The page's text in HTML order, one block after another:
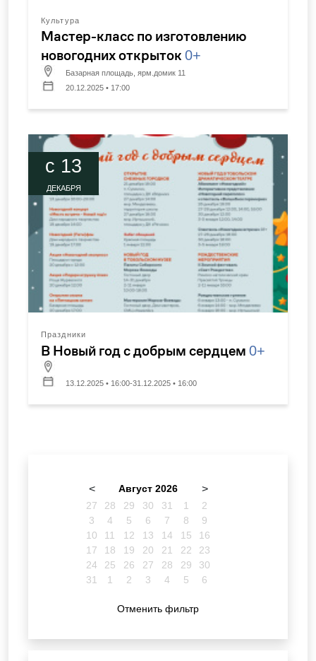
Культура
Мастер-класс по изготовлению
новогодних открыток 0+
Базарная площадь, ярм.домик 11
20.12.2025 • 17:00
c 13
ДЕКАБРЯ
Праздники
В Новый год с добрым сердцем 0+
13.12.2025 • 16:00-31.12.2025 • 16:00
< Август 2026 >
27 28 29 30 31 1
2
3
4 5 6 7 8
9
10
11 12 13 14 15
16
17
18 19 20 21 22
23
24
25 26 27 28 29
30
31
1 2 3 4 5 6
Отменить фильтр